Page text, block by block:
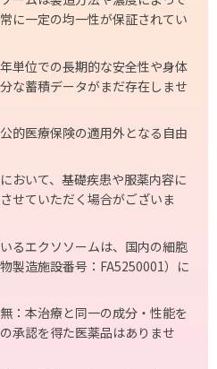
に一定の均一性が保証されてい
単位での長期的な安全性や身体
な蓄積データがまだ存在しませ
的医療保険の適用外となる自由
おいて、基礎疾患や服薬内容に
せていただく場合がございま
るエクソソームは、国内の細胞
製造施設番号：FA5250001）に
：本治療と同一の成分・性能を
承認を得た医薬品はありませ